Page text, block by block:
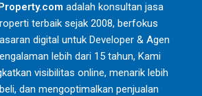
adalah konsultan jasa
terbaik sejak 2008, berfokus
digital untuk Developer & Agen
lebih dari 15 tahun, Kami
visibilitas online, menarik lebih
dan mengoptimalkan penjualan